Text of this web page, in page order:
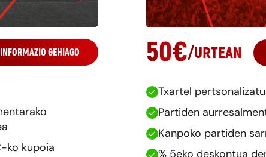
INFORMAZIO GEHIAGO
ko kupoia
50€/URTEAN
Txartel
Partiden
Kanpoko partiden
% 5eko deskontua